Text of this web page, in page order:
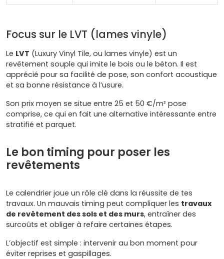
Focus sur le LVT (lames vinyle)
Le LVT (Luxury Vinyl Tile, ou lames vinyle) est un
revêtement souple qui imite le bois ou le béton. Il est
apprécié pour sa facilité de pose, son confort acoustique
et sa bonne résistance à l’usure.
Son prix moyen se situe entre 25 et 50 €/m² pose
comprise, ce qui en fait une alternative intéressante entre
stratifié et parquet.
Le bon timing pour poser les
revêtements
Le calendrier joue un rôle clé dans la réussite de tes
travaux. Un mauvais timing peut compliquer les travaux
de revêtement des sols et des murs, entraîner des
surcoûts et obliger à refaire certaines étapes.
L’objectif est simple : intervenir au bon moment pour
éviter reprises et gaspillages.